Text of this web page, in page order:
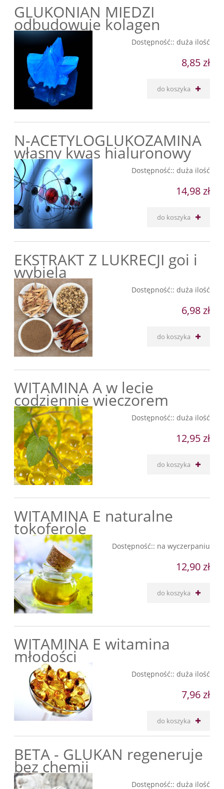
GLUKONIAN MIEDZI
odbudowuje kolagen
Dostępność:: duża ilość
8,85 zł
do koszyka
N-ACETYLOGLUKOZAMINA
własny kwas hialuronowy
Dostępność:: duża ilość
14,98 zł
do koszyka
EKSTRAKT Z LUKRECJI goi i
wybiela
Dostępność:: duża ilość
6,98 zł
do koszyka
WITAMINA A w lecie
codziennie wieczorem
Dostępność:: duża ilość
12,95 zł
do koszyka
WITAMINA E naturalne
tokoferole
Dostępność:: na wyczerpaniu
12,90 zł
do koszyka
WITAMINA E witamina
młodości
Dostępność:: duża ilość
7,96 zł
do koszyka
BETA - GLUKAN regeneruje
bez chemii
Dostępność:: duża ilość